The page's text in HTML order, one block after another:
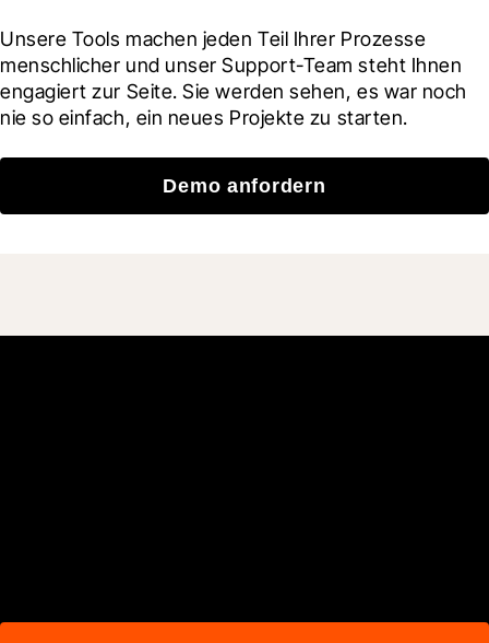
Unsere Tools machen jeden Teil Ihrer Prozesse
menschlicher und unser Support-Team steht Ihnen
engagiert zur Seite. Sie werden sehen, es war noch
nie so einfach, ein neues Projekte zu starten.
Demo anfordern